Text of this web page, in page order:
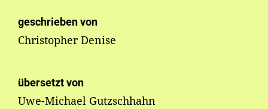
geschrieben von
Christopher Denise
übersetzt von
Uwe-Michael Gutzschhahn